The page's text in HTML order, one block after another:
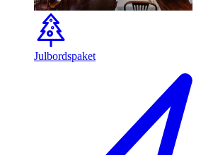
Julbordspaket